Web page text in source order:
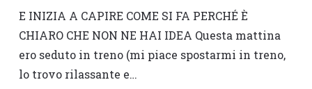
E INIZIA A CAPIRE COME SI FA PERCHÉ È
CHIARO CHE NON NE HAI IDEA Questa mattina
ero seduto in treno (mi piace spostarmi in treno,
lo trovo rilassante e…